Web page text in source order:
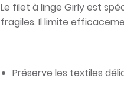
Le filet à linge Girly est
fragiles. Il limite
Préserve les textiles